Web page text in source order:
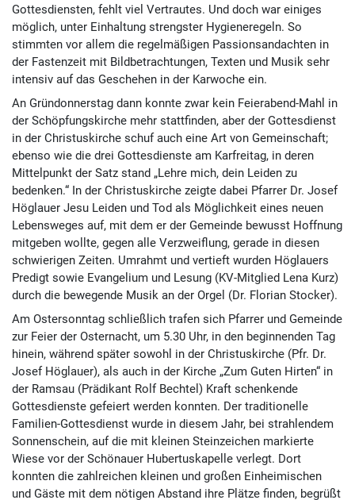
Gottes­diensten, fehlt viel Vertrautes. Und doch war einiges
möglich, unter Einhaltung strengster Hygiene­regeln. So
stimmten vor allem die regel­mäßigen Passions­andachten in
der Fastenzeit mit Bild­betrach­tungen, Texten und Musik sehr
intensiv auf das Geschehen in der Karwoche ein.
An Gründonnerstag dann konnte zwar kein Feierabend-Mahl in
der Schöpfungskirche mehr stattfinden, aber der Gottes­dienst
in der Christus­kirche schuf auch eine Art von Gemeinschaft;
ebenso wie die drei Gottesdienste am Karfreitag, in deren
Mittelpunkt der Satz stand „Lehre mich, dein Leiden zu
bedenken.“ In der Christuskirche zeigte dabei Pfarrer Dr. Josef
Höglauer Jesu Leiden und Tod als Möglichkeit eines neuen
Lebens­weges auf, mit dem er der Gemeinde bewusst Hoffnung
mit­geben wollte, gegen alle Verzweiflung, gerade in diesen
schwierigen Zeiten. Umrahmt und vertieft wurden Höglauers
Predigt sowie Evangelium und Lesung (KV-Mitglied Lena Kurz)
durch die bewegende Musik an der Orgel (Dr. Florian Stocker).
Am Ostersonntag schließlich trafen sich Pfarrer und Gemeinde
zur Feier der Oster­nacht, um 5.30 Uhr, in den beginnenden Tag
hinein, während später sowohl in der Christuskirche (Pfr. Dr.
Josef Höglauer), als auch in der Kirche „Zum Guten Hirten“ in
der Ramsau (Prädikant Rolf Bechtel) Kraft schenkende
Gottesdienste gefeiert werden konnten. Der traditionelle
Familien-Gottes­dienst wurde in diesem Jahr, bei strahlendem
Sonnen­schein, auf die mit kleinen Stein­zeichen markierte
Wiese vor der Schönauer Hubertuskapelle verlegt. Dort
konnten die zahlreichen kleinen und großen Einheimischen
und Gäste mit dem nötigen Abstand ihre Plätze finden, begrüßt